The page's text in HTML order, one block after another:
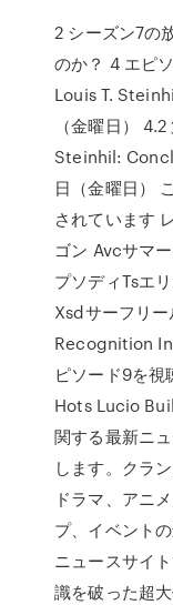
2 シーズン7の
のか？ 4 エピ
Louis T.
（金曜日）
Steinhil:
日（金曜日）
されています
ゴン Avcサマ
プソディTsエ
Xsdサーフリ
Recognition
ピソード9を
Hots Lucio
関する最新ニ
します。クラ
ドラマ、アニ
プ、イベント
ニュースサイ
識を破った超